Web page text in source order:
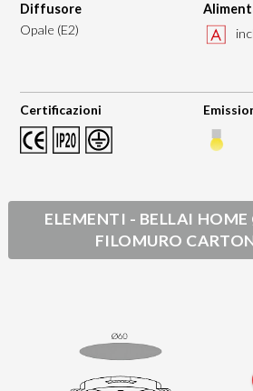
Diffusore
Opale (E2)
Certificazioni
ELEMENTI - BELLAI
FILOMURO